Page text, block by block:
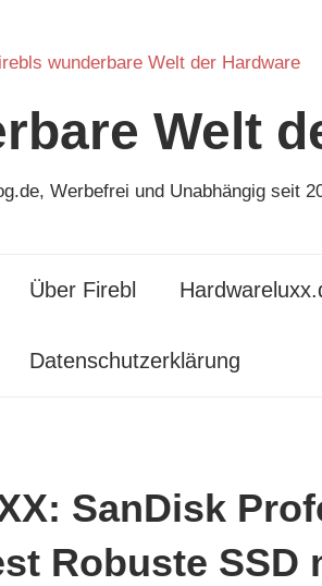
Welt
Werbefrei und Unabhängig seit
Über Firebl
Datenschutzerklärung
SanDisk
Robuste